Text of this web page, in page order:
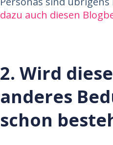
dazu auch diesen
2. Wird
anderes
schon